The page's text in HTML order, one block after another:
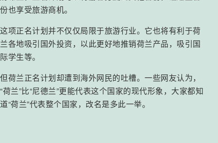
份也享受旅游商机。
这项正名计划并不仅仅局限于旅游行业。它也将有利于荷
兰各地吸引国外投资，以此更好地推销荷兰产品，吸引国
际学生等。
但荷兰正名计划却遭到海外网民的吐槽。一些网友认为，
“荷兰”比“尼德兰”更能代表这个国家的现代形象，大家都知
道“荷兰”代表整个国家，改名是多此一举。